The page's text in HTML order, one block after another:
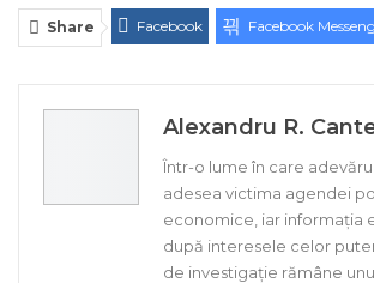
Share Facebook Facebook
Alexandru R.
Într-o lume în care
adesea victima agendei
economice, iar informația
după interesele celor
de investigație rămâne